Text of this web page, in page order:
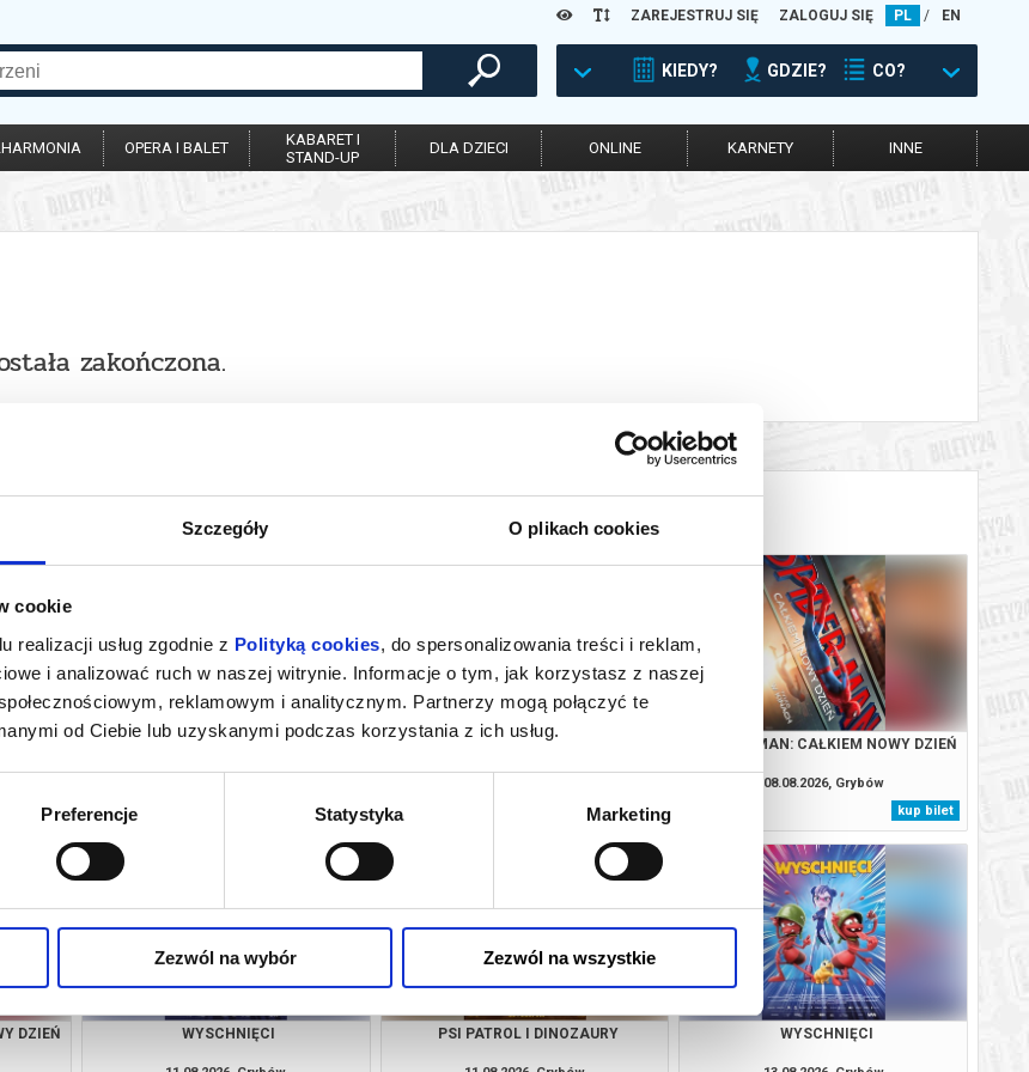
Szczegóły O plikach cookies
cookie
realizacji usług zgodnie z Polityką cookies, do spersonalizowania treści i reklam,
i analizować ruch w naszej witrynie. Informacje o tym, jak korzystasz z naszej
reklamowym i analitycznym. Partnerzy mogą połączyć te
od Ciebie lub uzyskanymi podczas korzystania z ich usług.
Preferencje Statystyka Marketing
Zezwól na wybór Zezwól na wszystkie
ZAREJESTRUJ SIĘ ZALOGUJ SIĘ PL / EN
KIEDY? GDZIE? CO?
OPERA I BALET
KABARET I
STAND-UP
DLA DZIECI ONLINE KARNETY INNE
zakończona.
kup bilet
SPIDER-MAN: CAŁKIEM NOWY DZIEŃ
kup bilet
PSI PATROL I DINOZAURY
kup bilet
SPIDER-MAN: CAŁKIEM NOWY DZIEŃ
08.08.2026, Grybów
kup bilet
DZIEŃ WYSCHNIĘCI PSI PATROL I DINOZAURY WYSCHNIĘCI